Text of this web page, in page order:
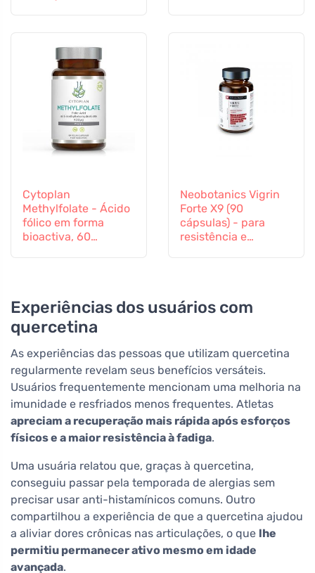
Cytoplan
Methylfolate - Ácido
fólico em forma
bioactiva, 60
Neobotanics Vigrin
Forte X9 (90
cápsulas) - para
resistência e
Experiências dos usuários com
quercetina
As experiências das pessoas que utilizam quercetina
regularmente revelam seus benefícios versáteis.
Usuários frequentemente mencionam uma melhoria na
imunidade e resfriados menos frequentes. Atletas
apreciam a recuperação mais rápida após esforços
físicos e a maior resistência à fadiga.
Uma usuária relatou que, graças à quercetina,
conseguiu passar pela temporada de alergias sem
precisar usar anti-histamínicos comuns. Outro
compartilhou a experiência de que a quercetina ajudou
a aliviar dores crônicas nas articulações, o que lhe
permitiu permanecer ativo mesmo em idade
avançada.